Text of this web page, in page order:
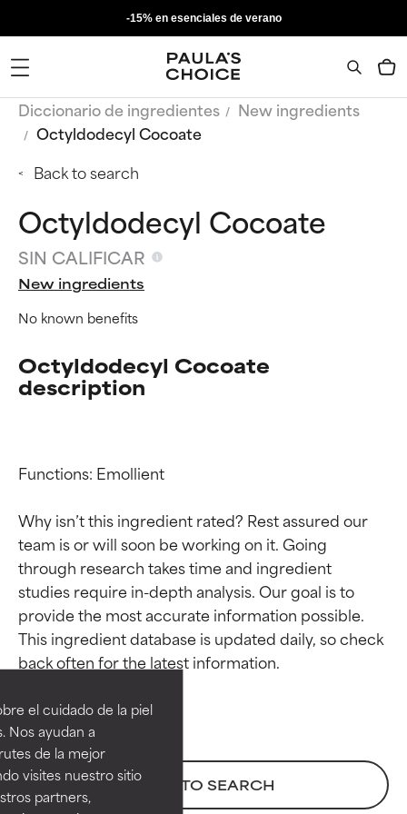
el cuidado de la piel
Nos ayudan a
de la mejor
visites nuestro sitio
partners,
-15% en esenciales de verano
Diccionario de ingredientes
New ingredients
Octyldodecyl Cocoate
Back to search
Octyldodecyl Cocoate
SIN CALIFICAR
New ingredients
No known benefits
Octyldodecyl Cocoate
description
Functions: Emollient
Why isn’t this ingredient rated? Rest assured our
team is or will soon be working on it. Going
through research takes time and ingredient
studies require in-depth analysis. Our goal is to
provide the most accurate information possible.
This ingredient database is updated daily, so check
BACK TO SEARCH
Calificaciones de
ingredientes
EXCELENTE
Ingrediente sobresaliente con
beneficios reales para la piel. Su
eficacia está demostrada y
respaldada por estudios
Calificaciones de
ingredientes
EXCELENTE
Ingrediente sobresaliente con
beneficios reales para la piel. Su
eficacia está demostrada y
respaldada por estudios